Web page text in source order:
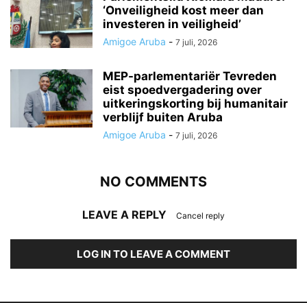
‘Onveiligheid kost meer dan
investeren in veiligheid’
Amigoe Aruba - 7 juli, 2026
MEP-parlementariër Tevreden
eist spoedvergadering over
uitkeringskorting bij humanitair
verblijf buiten Aruba
Amigoe Aruba - 7 juli, 2026
NO COMMENTS
LEAVE A REPLY Cancel reply
LOG IN TO LEAVE A COMMENT